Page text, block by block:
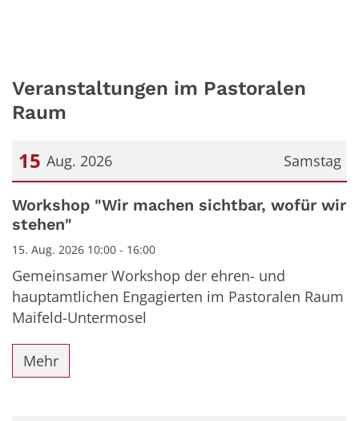
Veranstaltungen im Pastoralen
Raum
Samstag
15 Aug. 2026
Datum: 15. August 2026
Workshop "Wir machen sichtbar, wofür wir
stehen"
15. Aug. 2026 10:00 - 16:00
Gemeinsamer Workshop der ehren- und
hauptamtlichen Engagierten im Pastoralen Raum
Maifeld-Untermosel
Mehr